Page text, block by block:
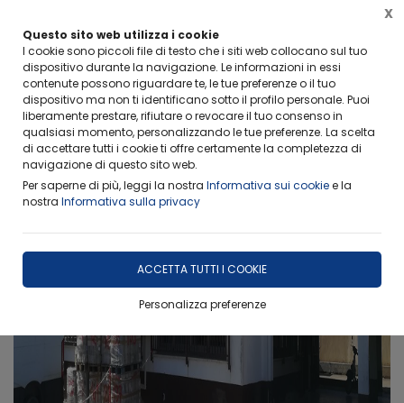
Questo sito web utilizza i cookie
I cookie sono piccoli file di testo che i siti web collocano sul tuo
dispositivo durante la navigazione. Le informazioni in essi
contenute possono riguardare te, le tue preferenze o il tuo
dispositivo ma non ti identificano sotto il profilo personale. Puoi
liberamente prestare, rifiutare o revocare il tuo consenso in
qualsiasi momento, personalizzando le tue preferenze. La scelta
di accettare tutti i cookie ti offre certamente la completezza di
navigazione di questo sito web.
Per saperne di più, leggi la nostra Informativa sui cookiee la
nostra Informativa sulla privacy
ACCETTA TUTTI I COOKIE
Personalizza preferenze
X
Info importanti per non rimanere scottati